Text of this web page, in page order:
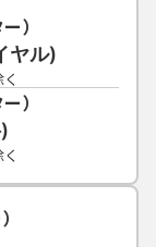
）
ヤル)
）